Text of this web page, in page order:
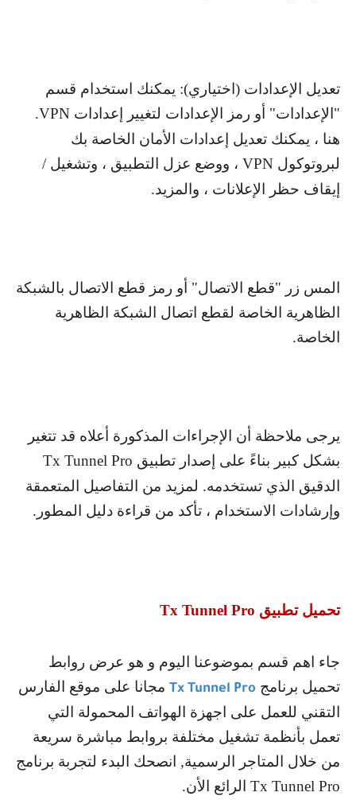
تعديل الإعدادات (اختياري): يمكنك استخدام قسم
"الإعدادات" أو رمز الإعدادات لتغيير إعدادات VPN
.
هنا ، يمكنك تعديل إعدادات الأمان الخاصة بك
لبروتوكول VPN ، ووضع عزل التطبيق ، وتشغيل /
إيقاف حظر الإعلانات ، والمزيد.
المس زر "قطع الاتصال" أو رمز قطع الاتصال بالشبكة
الظاهرية الخاصة لقطع اتصال الشبكة الظاهرية
الخاصة.
يرجى ملاحظة أن الإجراءات المذكورة أعلاه قد تتغير
بشكل كبير بناءً على إصدار تطبيق Tx Tunnel Pro
الدقيق الذي تستخدمه. لمزيد من التفاصيل المتعمقة
وإرشادات الاستخدام ، تأكد من قراءة دليل المطور.
تحميل تطبيق Tx Tunnel Pro
جاء اهم قسم بموضوعنا اليوم و هو عرض روابط
تحميل برنامج Tx Tunnel Pro مجانا على موقع الفارس
التقني للعمل على اجهزة الهواتف المحمولة التي
تعمل بأنظمة تشغيل مختلفة بروابط مباشرة سريعة
من خلال المتاجر الرسمية, انصحك البدء لتجربة برنامج
Tx Tunnel Pro الرائع الأن.